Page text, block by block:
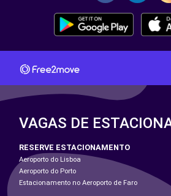
VAGAS DE
RESERVE ESTACIONAMENTO
Aeroporto do Lisboa
Aeroporto do Porto
Estacionamento no Aeroporto de Faro